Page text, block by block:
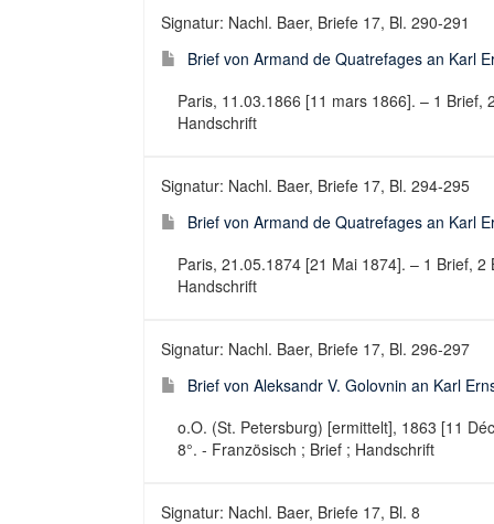
Signatur: Nachl. Baer, Briefe 17, Bl. 290-291
Brief von Armand de Quatrefages an Karl
Paris, 11.03.1866 [11 mars 1866]. – 1 Brief,
Handschrift
Signatur: Nachl. Baer, Briefe 17, Bl. 294-295
Brief von Armand de Quatrefages an Karl
Paris, 21.05.1874 [21 Mai 1874]. – 1 Brief,
Handschrift
Signatur: Nachl. Baer, Briefe 17, Bl. 296-297
Brief von Aleksandr V. Golovnin an Karl
o.O. (St. Petersburg) [ermittelt], 1863 [11
8°. - Französisch ; Brief ; Handschrift
Signatur: Nachl. Baer, Briefe 17, Bl. 8